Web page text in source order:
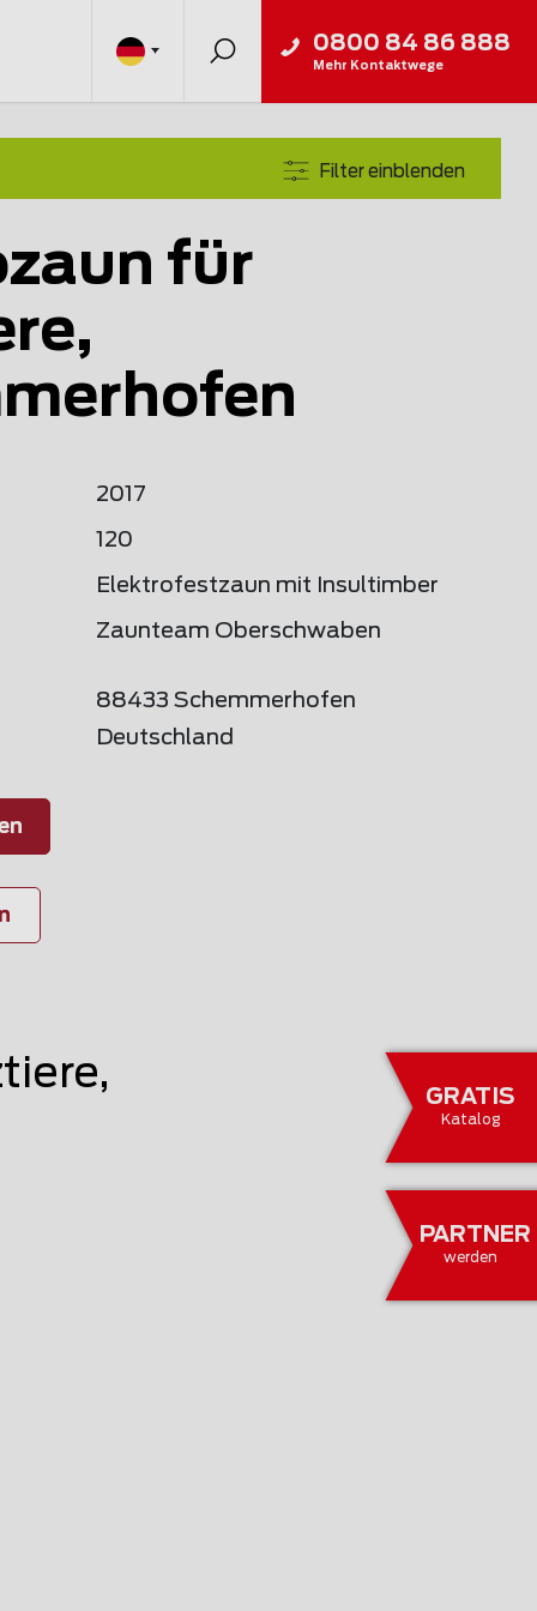
GRATIS
Katalog
PARTNER
werden
0800 84 86 888
Mehr Kontaktwege
Filter einblenden
für
2017
120
Elektrofestzaun mit Insultimber
Zaunteam Oberschwaben
88433 Schemmerhofen
Deutschland